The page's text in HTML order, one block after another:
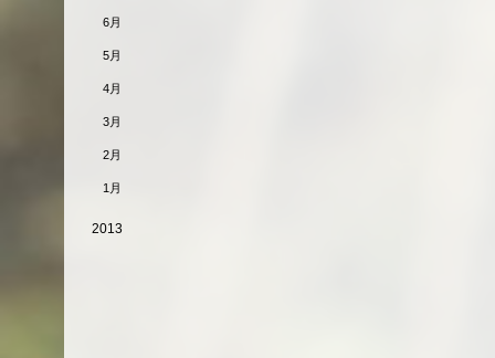
6月
5月
4月
3月
2月
1月
2013